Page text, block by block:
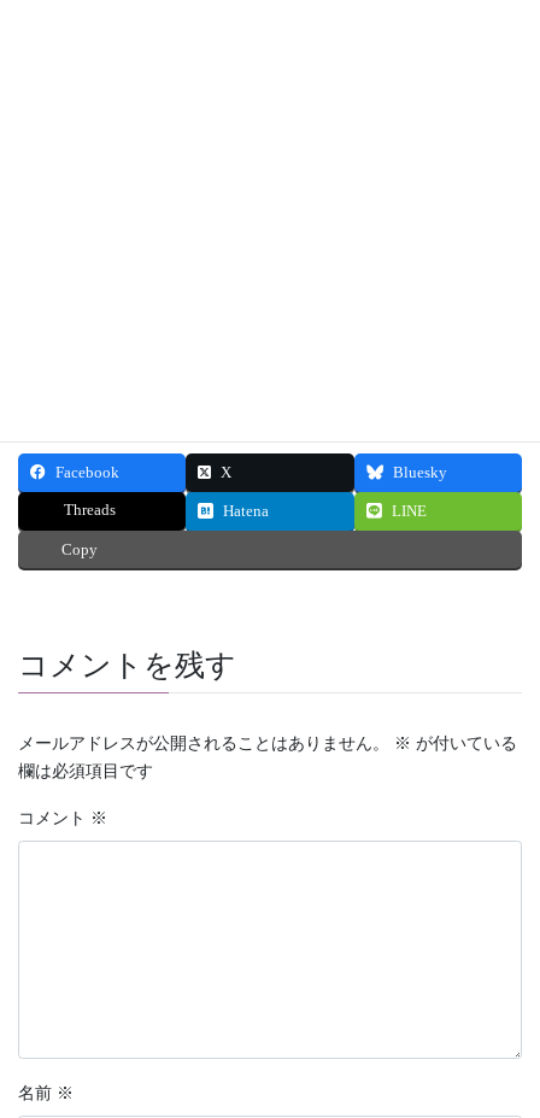
Facebook X Bluesky
Threads Hatena LINE
Copy
コメントを残す
メールアドレスが公開されることはありません。 ※ が付いている
欄は必須項目です
コメント ※
名前 ※